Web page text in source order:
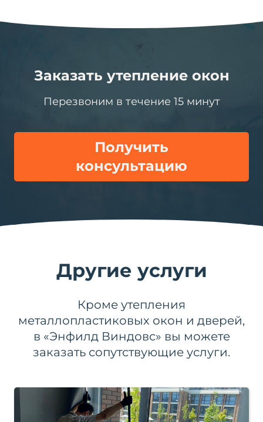
Заказать утепление окон
Перезвоним в течение 15 минут
Получить
консультацию
Другие услуги
Кроме утепления
металлопластиковых окон и дверей,
в «Энфилд Виндовс» вы можете
заказать сопутствующие услуги.